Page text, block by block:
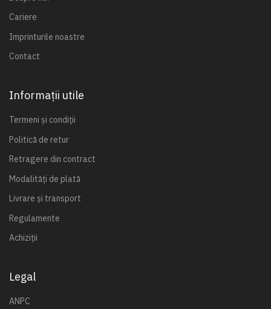
Cariere
Imprinturile noastre
Contact
Informații utile
Termeni și condiții
Politică de retur
Retragere din contract
Modalități de plată
Livrare și transport
Regulamente
Achiziții
Legal
ANPC